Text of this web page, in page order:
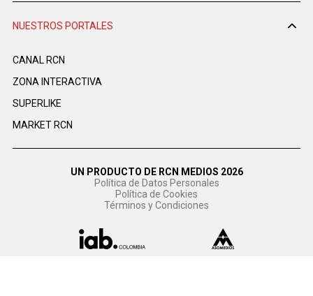
NUESTROS PORTALES
CANAL RCN
ZONA INTERACTIVA
SUPERLIKE
MARKET RCN
UN PRODUCTO DE RCN MEDIOS 2026
Política de Datos Personales
Política de Cookies
Términos y Condiciones